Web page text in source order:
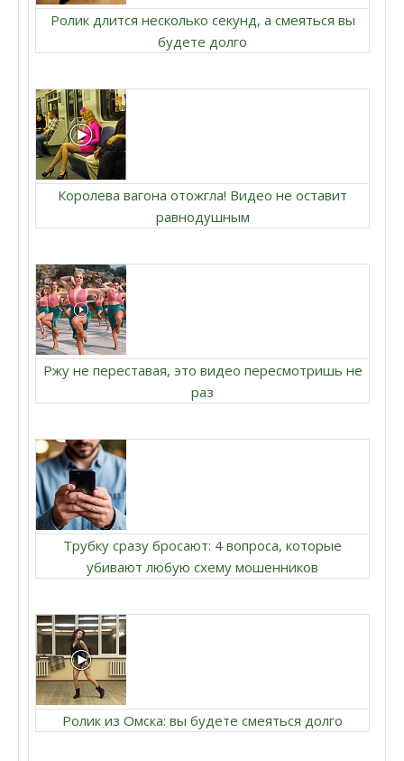
Ролик длится несколько секунд, а смеяться вы
будете долго
Королева вагона отожгла! Видео не оставит
равнодушным
Ржу не переставая, это видео пересмотришь не
раз
Трубку сразу бросают: 4 вопроса, которые
убивают любую схему мошенников
Ролик из Омска: вы будете смеяться долго